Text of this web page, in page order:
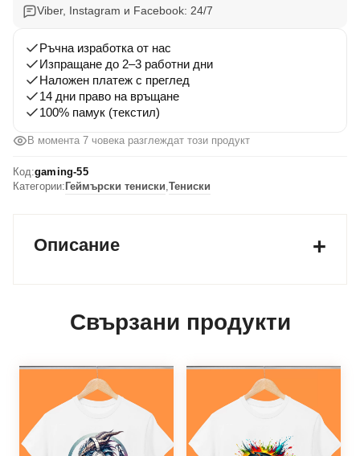
Viber, Instagram и Facebook: 24/7
Ръчна изработка от нас
Изпращане до 2–3 работни дни
Наложен платеж с преглед
14 дни право на връщане
100% памук (текстил)
В момента 7 човека разглеждат този продукт
Код:gaming-55
Категории: Геймърски тениски Тениски
Описание
Свързани продукти